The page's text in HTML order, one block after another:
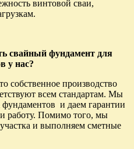
винтовой сваи,
cвайный фундамент для
у нас?
собственное производство
всем стандартам. Мы
и даем гарантии
работу. Помимо того, мы
и выполняем сметные